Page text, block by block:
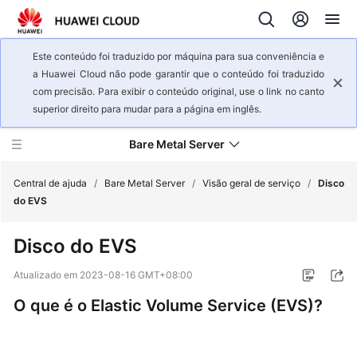
Este conteúdo foi traduzido por máquina para sua conveniência e
a Huawei Cloud não pode garantir que o conteúdo foi traduzido
com precisão. Para exibir o conteúdo original, use o link no canto
superior direito para mudar para a página em inglês.
Bare Metal Server
geral
de
Central de ajuda / Bare Metal Server / Visão geral de serviço / Disco
do EVS
Disco do EVS
Atualizado em 2023-08-16 GMT+08:00
O que é o Elastic Volume Service (EVS)?